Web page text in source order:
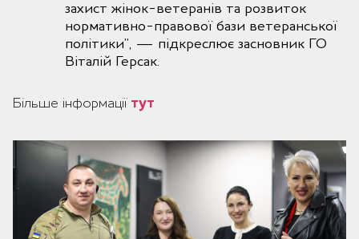
захист жінок-ветеранів та розвиток
нормативно-правової бази ветеранської
політики”, — підкреслює засновник ГО
Віталій Герсак.
Більше інформації тут